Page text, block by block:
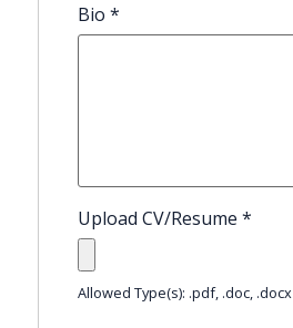
Bio *
Upload CV/Resume *
Allowed Type(s): .pdf, .doc, .docx